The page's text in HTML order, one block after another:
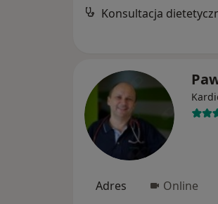
Konsultacja
Adres Online